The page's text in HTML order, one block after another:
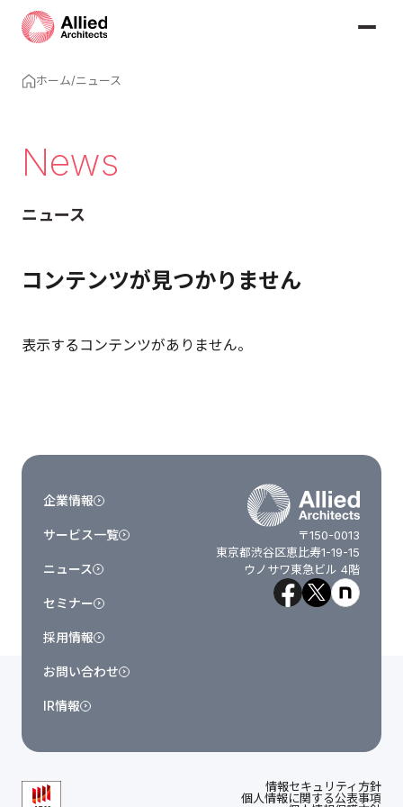
ホーム/ニュース
News
ニュース
コンテンツが見つかりません
表示するコンテンツがありません。
〒150-0013
東京都渋谷区恵比寿1-19-15
ウノサワ東急ビル 4階
企業情報
サービス一覧
ニュース
セミナー
採用情報
お問い合わせ
IR情報
情報セキュリティ方針
個人情報に関する公表事項